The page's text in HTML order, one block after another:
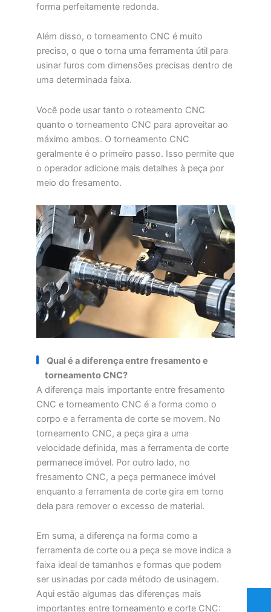
forma perfeitamente redonda.
Além disso, o torneamento CNC é muito
preciso, o que o torna uma ferramenta útil para
usinar furos com dimensões precisas dentro de
uma determinada faixa.
Você pode usar tanto o roteamento CNC
quanto o torneamento CNC para aproveitar ao
máximo ambos. O torneamento CNC
geralmente é o primeiro passo. Isso permite que
o operador adicione mais detalhes à peça por
meio do fresamento.
Qual é a diferença entre fresamento e
torneamento CNC?
A diferença mais importante entre fresamento
CNC e torneamento CNC é a forma como o
corpo e a ferramenta de corte se movem. No
torneamento CNC, a peça gira a uma
velocidade definida, mas a ferramenta de corte
permanece imóvel. Por outro lado, no
fresamento CNC, a peça permanece imóvel
enquanto a ferramenta de corte gira em torno
dela para remover o excesso de material.
Em suma, a diferença na forma como a
ferramenta de corte ou a peça se move indica a
faixa ideal de tamanhos e formas que podem
ser usinadas por cada método de usinagem.
Aqui estão algumas das diferenças mais
importantes entre torneamento e corte CNC: